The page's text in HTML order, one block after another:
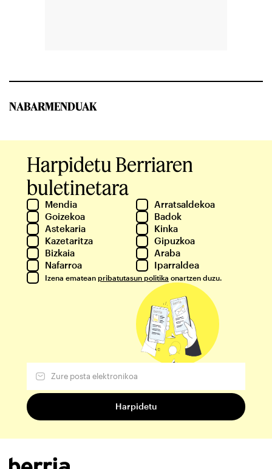
NABARMENDUAK
Harpidetu Berriaren
buletinetara
Mendia
Arratsaldekoa
Goizekoa
Badok
Astekaria
Kinka
Kazetaritza
Gipuzkoa
Bizkaia
Araba
Nafarroa
Iparraldea
Izena ematean pribatutasun politika onartzen duzu.